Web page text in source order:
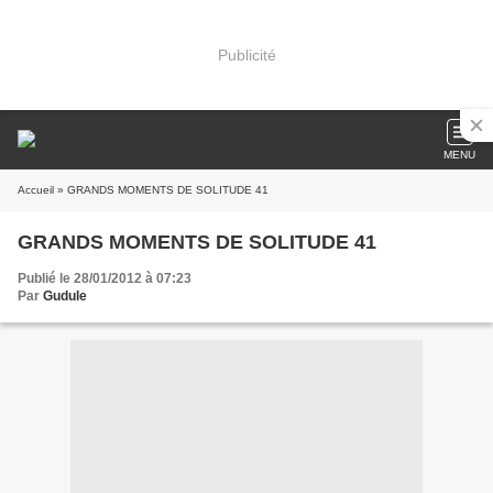
Publicité
MENU
Accueil » GRANDS MOMENTS DE SOLITUDE 41
GRANDS MOMENTS DE SOLITUDE 41
Publié le 28/01/2012 à 07:23
Par Gudule